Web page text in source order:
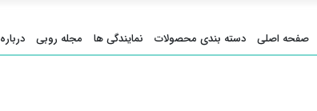
صفحه اصلی دسته بندی محصولات نمایندگی ها مجله روبی